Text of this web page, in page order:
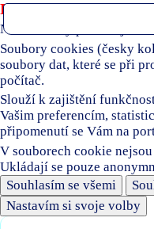
Používáme soubory
Naše stránky používají
Soubory cookies (česky
soubory dat, které se při
počítač.
Slouží k zajištění
Vašim preferencím,
připomenutí se Vám na
V souborech cookie
Ukládají se pouze
Souhlasím se všemi
Nastavím si svoje volby